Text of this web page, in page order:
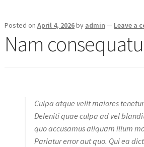
Posted onApril 4, 2026by admin — Leave a
Nam
Culpa atque velit maiores
Deleniti quae culpa ad vel
quo accusamus aliquam illum
Pariatur error aut quo. Qui ea